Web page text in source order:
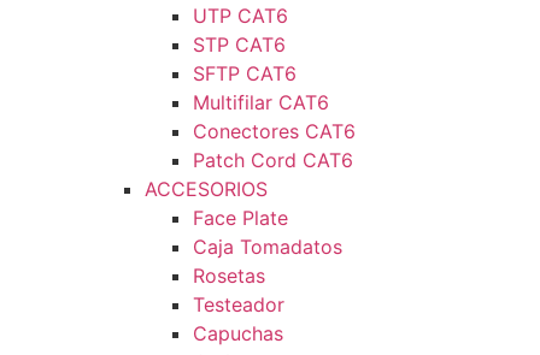
UTP CAT6
STP CAT6
SFTP CAT6
Multifilar CAT6
Conectores CAT6
Patch Cord CAT6
ACCESORIOS
Face Plate
Caja Tomadatos
Rosetas
Testeador
Capuchas